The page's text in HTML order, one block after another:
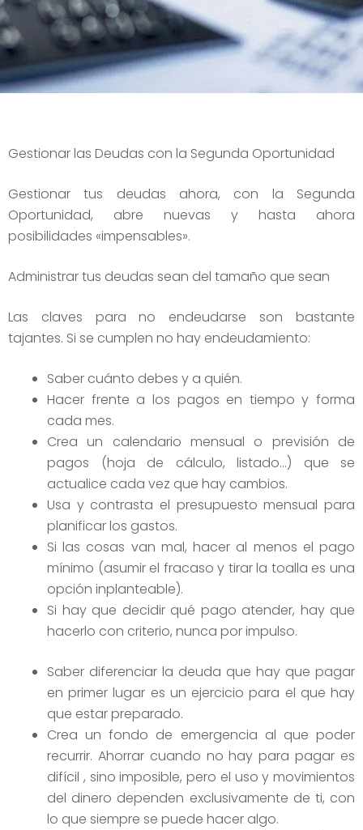
Gestionar las Deudas con la Segunda Oportunidad
Gestionar tus deudas ahora, con la Segunda
Oportunidad, abre nuevas y hasta ahora
posibilidades «impensables».
Administrar tus deudas sean del tamaño que sean
Las claves para no endeudarse son bastante
tajantes. Si se cumplen no hay endeudamiento:
Saber cuánto debes y a quién.
Hacer frente a los pagos en tiempo y forma
cada mes.
Crea un calendario mensual o previsión de
pagos (hoja de cálculo, listado…) que se
actualice cada vez que hay cambios.
Usa y contrasta el presupuesto mensual para
planificar los gastos.
Si las cosas van mal, hacer al menos el pago
mínimo (asumir el fracaso y tirar la toalla es una
opción inplanteable).
Si hay que decidir qué pago atender, hay que
hacerlo con criterio, nunca por impulso.
Saber diferenciar la deuda que hay que pagar
en primer lugar es un ejercicio para el que hay
que estar preparado.
Crea un fondo de emergencia al que poder
recurrir. Ahorrar cuando no hay para pagar es
difícil , sino imposible, pero el uso y movimientos
del dinero dependen exclusivamente de ti, con
lo que siempre se puede hacer algo.